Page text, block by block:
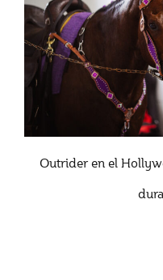
Outrider en el